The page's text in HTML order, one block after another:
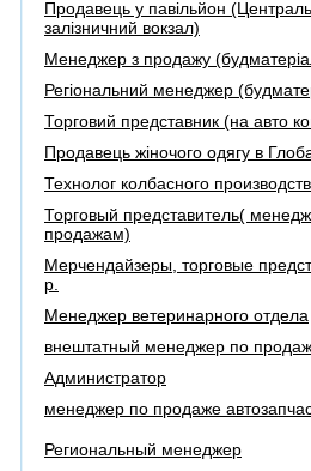
Продавець у павільйон
залізничний вокзал)
Менеджер з продажу
Регіональний менеджер
Торговий представник (на авто
Продавець жіночого одягу в
Технолог колбасного
Торговый представитель(
продажам)
Мерчендайзеры, торговые
р.
Менеджер ветеринарного отдела
внештатный менеджер по
Администратор
менеджер по продаже
Региональный менеджер